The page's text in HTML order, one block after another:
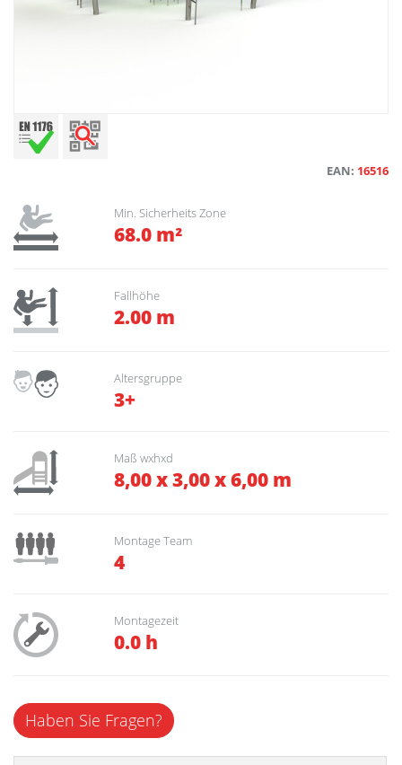
EAN: 16516
Min. Sicherheits Zone
68.0 m²
Fallhöhe
2.00 m
Altersgruppe
3+
Maß wxhxd
8,00 x 3,00 x 6,00 m
Montage Team
4
Montagezeit
0.0 h
Haben Sie Fragen?